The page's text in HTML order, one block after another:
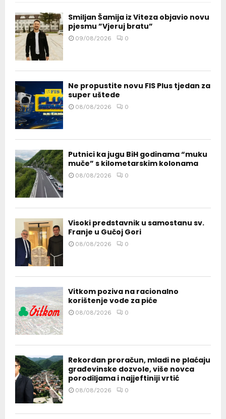
Smiljan Šamija iz Viteza objavio novu
pjesmu ”Vjeruj bratu”
09/08/2026 0
Ne propustite novu FIS Plus tjedan za
super uštede
08/08/2026 0
Putnici ka jugu BiH godinama “muku
muče” s kilometarskim kolonama
08/08/2026 0
Visoki predstavnik u samostanu sv.
Franje u Gučoj Gori
08/08/2026 0
Vitkom poziva na racionalno
korištenje vode za piće
08/08/2026 0
Rekordan proračun, mladi ne plaćaju
građevinske dozvole, više novca
porodiljama i najjeftiniji vrtić
08/08/2026 0